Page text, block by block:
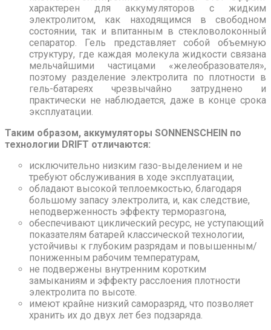
характерен для аккумуляторов с жидким
электролитом, как находящимся в свободном
состоянии, так и впитанным в стекловолоконный
сепаратор. Гель представляет собой объемную
структуру, где каждая молекула жидкости связана
мельчайшими частицами «желеобразователя»,
поэтому разделение электролита по плотности в
гель-батареях чрезвычайно затруднено и
практически не наблюдается, даже в конце срока
эксплуатации.
Таким образом, аккумуляторы SONNENSCHEIN по
технологии DRIFT отличаются:
исключительно низким газо-выделением и не
требуют обслуживания в ходе эксплуатации,
обладают высокой теплоемкостью, благодаря
большому запасу электролита, и, как следствие,
неподверженность эффекту терморазгона,
обеспечивают циклический ресурс, не уступающий
показателям батарей классической технологии,
устойчивы к глубоким разрядам и повышенным/
пониженным рабочим температурам,
не подвержены внутренним коротким
замыканиям и эффекту расслоения плотности
электролита по высоте.
имеют крайне низкий саморазряд, что позволяет
хранить их до двух лет без подзаряда.